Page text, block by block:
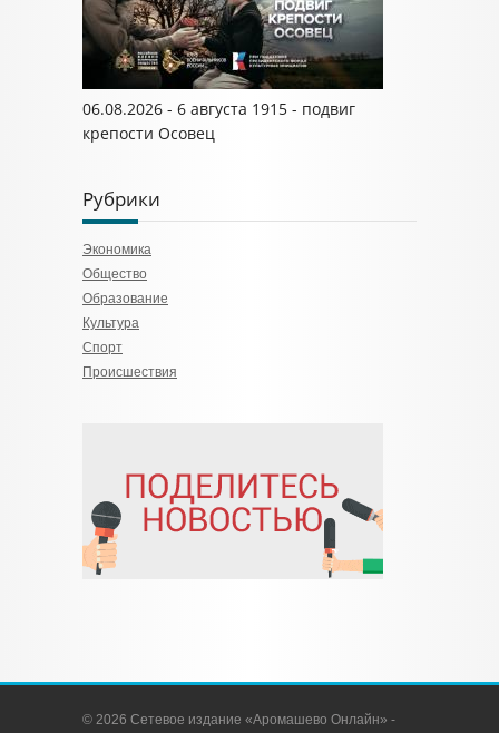
06.08.2026 - 6 августа 1915 - подвиг
крепости Осовец
Рубрики
Экономика
Общество
Образование
Культура
Спорт
Происшествия
© 2026 Сетевое издание «Аромашево Онлайн» -